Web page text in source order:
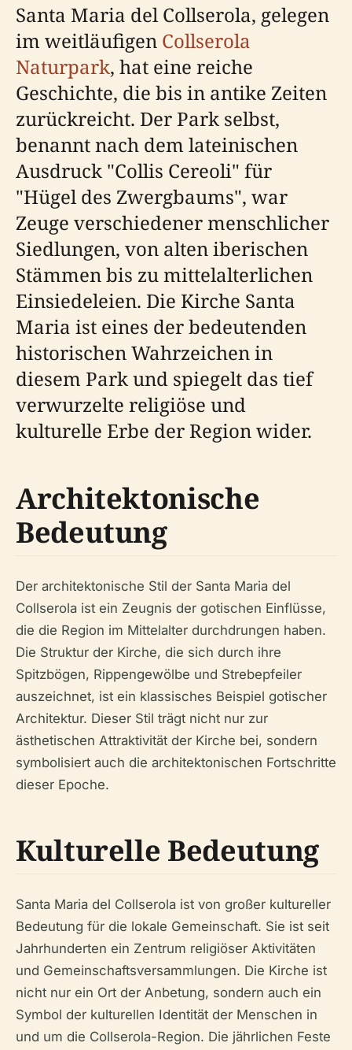
Santa Maria del Collserola, gelegen
im weitläufigen Collserola
Naturpark, hat eine reiche
Geschichte, die bis in antike Zeiten
zurückreicht. Der Park selbst,
benannt nach dem lateinischen
Ausdruck "Collis Cereoli" für
"Hügel des Zwergbaums", war
Zeuge verschiedener menschlicher
Siedlungen, von alten iberischen
Stämmen bis zu mittelalterlichen
Einsiedeleien. Die Kirche Santa
Maria ist eines der bedeutenden
historischen Wahrzeichen in
diesem Park und spiegelt das tief
verwurzelte religiöse und
kulturelle Erbe der Region wider.
Architektonische
Bedeutung
Der architektonische Stil der Santa Maria del
Collserola ist ein Zeugnis der gotischen Einflüsse,
die die Region im Mittelalter durchdrungen haben.
Die Struktur der Kirche, die sich durch ihre
Spitzbögen, Rippengewölbe und Strebepfeiler
auszeichnet, ist ein klassisches Beispiel gotischer
Architektur. Dieser Stil trägt nicht nur zur
ästhetischen Attraktivität der Kirche bei, sondern
symbolisiert auch die architektonischen Fortschritte
dieser Epoche.
Kulturelle Bedeutung
Santa Maria del Collserola ist von großer kultureller
Bedeutung für die lokale Gemeinschaft. Sie ist seit
Jahrhunderten ein Zentrum religiöser Aktivitäten
und Gemeinschaftsversammlungen. Die Kirche ist
nicht nur ein Ort der Anbetung, sondern auch ein
Symbol der kulturellen Identität der Menschen in
und um die Collserola-Region. Die jährlichen Feste